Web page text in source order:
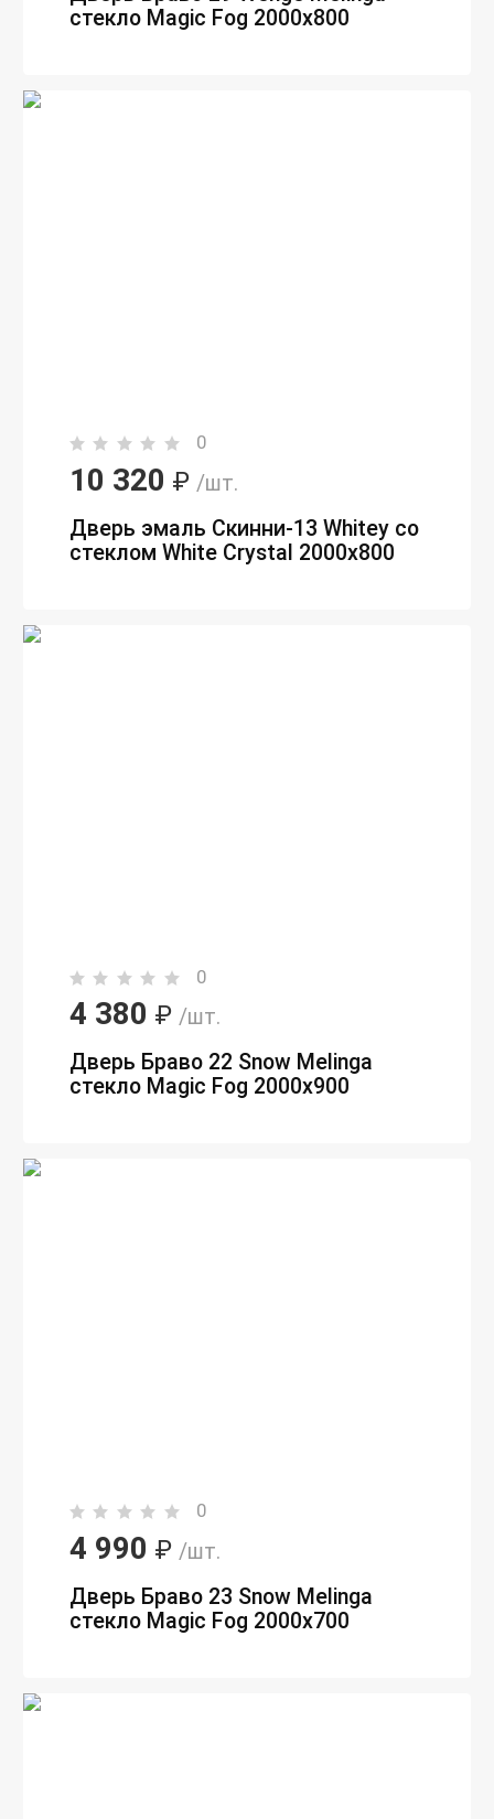
стекло Magic Fog 2000х800
0
10 320 ₽ /шт.
Дверь эмаль Скинни-13 Whitey со
стеклом White Сrystal 2000х800
0
4 380 ₽ /шт.
Дверь Браво 22 Snow Melinga
стекло Magic Fog 2000х900
0
4 990 ₽ /шт.
Дверь Браво 23 Snow Melinga
стекло Magic Fog 2000х700